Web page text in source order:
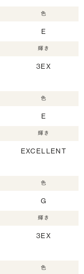
色
E
輝き
3EX
色
E
輝き
EXCELLENT
色
G
輝き
3EX
色